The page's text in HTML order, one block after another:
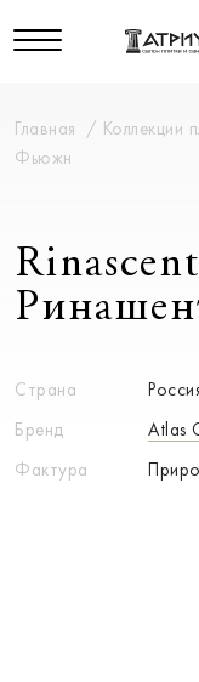
Главная Коллекции
Фьюжн
Страна
Бренд
Atlas
Фактура